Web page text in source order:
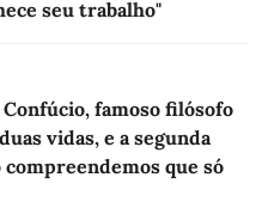
seu trabalho"
famoso filósofo
vidas, e a segunda
compreendemos que só